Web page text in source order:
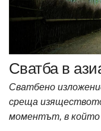
Сватба в
Сватбено
среща
моментът, в който